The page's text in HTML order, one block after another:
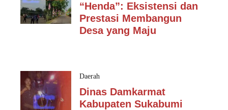
“Henda”: Eksistensi dan
Prestasi Membangun
Desa yang Maju
Daerah
Dinas Damkarmat
Kabupaten Sukabumi